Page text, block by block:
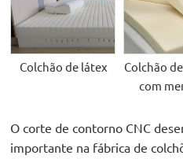
Colchão de látex
Colchão
com
O corte de contorno CNC
importante na fábrica de